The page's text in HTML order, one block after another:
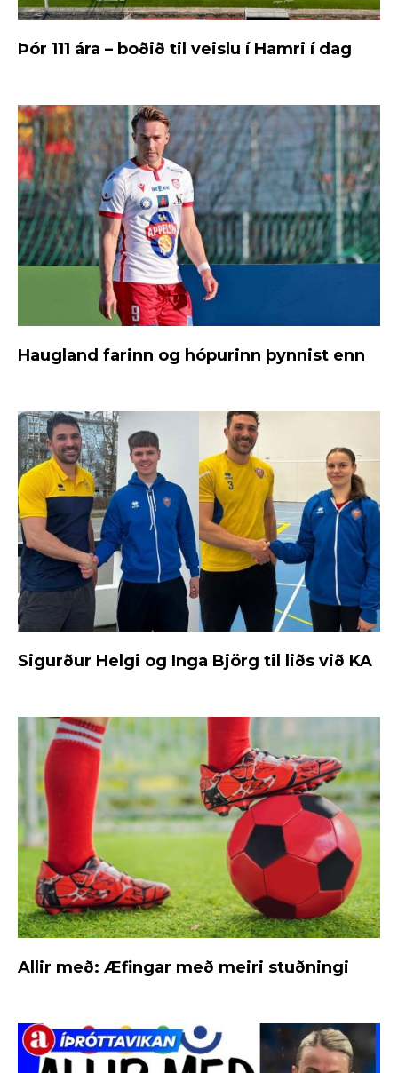
Þór 111 ára – boðið til veislu í Hamri í dag
Haugland farinn og hópurinn þynnist enn
Sigurður Helgi og Inga Björg til liðs við KA
Allir með: Æfingar með meiri stuðningi